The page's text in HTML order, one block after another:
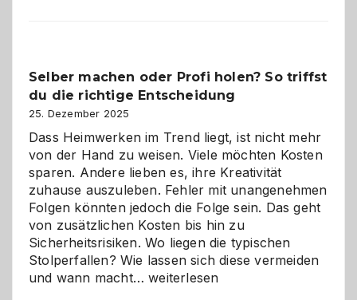
Herausforderungen
und
Zukunft
Selber machen oder Profi holen? So triffst
du die richtige Entscheidung
25. Dezember 2025
Dass Heimwerken im Trend liegt, ist nicht mehr
von der Hand zu weisen. Viele möchten Kosten
sparen. Andere lieben es, ihre Kreativität
zuhause auszuleben. Fehler mit unangenehmen
Folgen könnten jedoch die Folge sein. Das geht
von zusätzlichen Kosten bis hin zu
Sicherheitsrisiken. Wo liegen die typischen
Stolperfallen? Wie lassen sich diese vermeiden
und wann macht…Selber
weiterlesen